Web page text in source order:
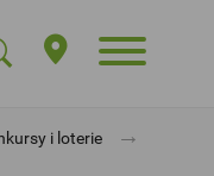
i loterie →